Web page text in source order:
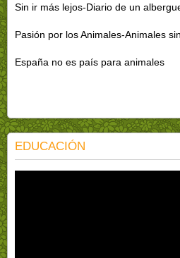
Sin ir más lejos-Diario de un
Pasión por los Animales-Animales
España no es país para animales
EDUCACIÓN